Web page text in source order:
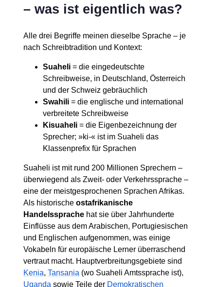
– was ist eigentlich was?
Alle drei Begriffe meinen dieselbe Sprache – je
nach Schreibtradition und Kontext:
Suaheli = die eingedeutschte
Schreibweise, in Deutschland, Österreich
und der Schweiz gebräuchlich
Swahili = die englische und international
verbreitete Schreibweise
Kisuaheli = die Eigenbezeichnung der
Sprecher; »ki-« ist im Suaheli das
Klassenprefix für Sprachen
Suaheli ist mit rund 200 Millionen Sprechern –
überwiegend als Zweit- oder Verkehrssprache –
eine der meistgesprochenen Sprachen Afrikas.
Als historische ostafrikanische
Handelssprache hat sie über Jahrhunderte
Einflüsse aus dem Arabischen, Portugiesischen
und Englischen aufgenommen, was einige
Vokabeln für europäische Lerner überraschend
vertraut macht. Hauptverbreitungsgebiete sind
Kenia, Tansania (wo Suaheli Amtssprache ist),
Uganda sowie Teile der Demokratischen